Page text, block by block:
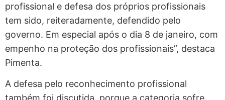
profissional e defesa dos próprios profissionais
tem sido, reiteradamente, defendido pelo
governo. Em especial após o dia 8 de janeiro, com
empenho na proteção dos profissionais”, destaca
Pimenta.
A defesa pelo reconhecimento profissional
também foi discutida, porque a categoria sofre,